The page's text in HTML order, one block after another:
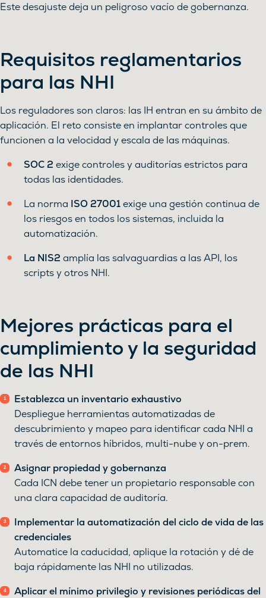
Este desajuste deja un peligroso vacío de gobernanza.
Requisitos reglamentarios
para las NHI
Los reguladores son claros: las IH entran en su ámbito de
aplicación. El reto consiste en implantar controles que
funcionen a la velocidad y escala de las máquinas.
SOC 2 exige controles y auditorías estrictos para
todas las identidades.
La norma ISO 27001exige una gestión continua de
los riesgos en todos los sistemas, incluida la
automatización.
La NIS2 amplía las salvaguardias a las API, los
scripts y otros NHI.
Mejores prácticas para el
cumplimiento y la seguridad
de las NHI
Establezca un inventario exhaustivo
Despliegue herramientas automatizadas de
descubrimiento y mapeo para identificar cada NHI a
través de entornos híbridos, multi-nube y on-prem.
Asignar propiedad y gobernanza
Cada ICN debe tener un propietario responsable con
una clara capacidad de auditoría.
Implementar la automatización del ciclo de vida de las
credenciales
Automatice la caducidad, aplique la rotación y dé de
baja rápidamente las NHI no utilizadas.
Aplicar el mínimo privilegio y revisiones periódicas del